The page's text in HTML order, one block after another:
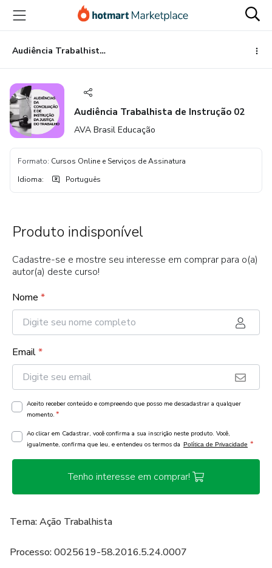
para
conteúdo
principal
para
pagamento
para
rodapé
Audiência Trabalhista de Instrução 02
Audiência Trabalhista de Instrução 02
AVA Brasil Educação
Formato: Cursos Online e Serviços de Assinatura
Idioma: Português
Produto indisponível
Cadastre-se e mostre seu interesse em comprar para o(a)
autor(a) deste curso!
Nome *
Email*
Aceito receber conteúdo e compreendo que posso me descadastrar a qualquer
momento. *
Ao clicar em Cadastrar, você confirma a sua inscrição neste produto. Você,
igualmente, confirma que leu, e entendeu os termos da Política de Privacidade *
Tenho interesse em comprar!
Tema: Ação Trabalhista
Processo: 0025619-58.2016.5.24.0007